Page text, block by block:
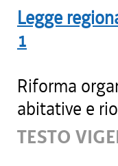
Legge
1
Riforma
abitative e
TESTO